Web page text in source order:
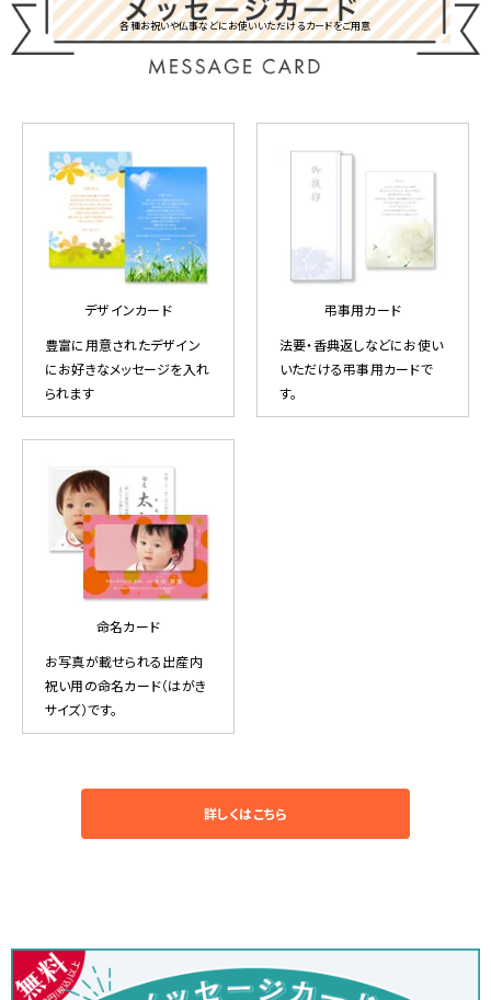
各種お祝いや仏事などにお使いいただけるカードをご用意
デザインカード
豊富に用意されたデザイン
にお好きなメッセージを入れ
られます
弔事用カード
法要・香典返しなどにお使い
いただける弔事用カードで
す。
命名カード
お写真が載せられる出産内
祝い用の命名カード（はがき
サイズ）です。
詳しくはこちら